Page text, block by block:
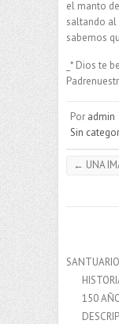
el manto
saltando al
sabemos
_* Dios te
Por admin
Sin
← UNA
SANTUARIO
150